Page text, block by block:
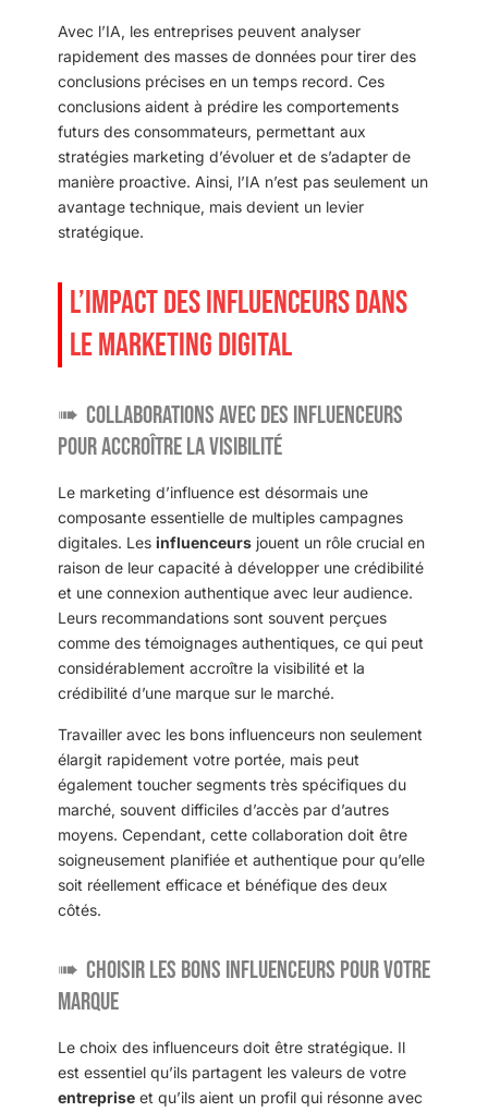
Avec l’IA, les entreprises peuvent analyser
rapidement des masses de données pour tirer des
conclusions précises en un temps record. Ces
conclusions aident à prédire les comportements
futurs des consommateurs, permettant aux
stratégies marketing d’évoluer et de s’adapter de
manière proactive. Ainsi, l’IA n’est pas seulement un
avantage technique, mais devient un levier
stratégique.
L’IMPACT DES INFLUENCEURS DANS
LE MARKETING DIGITAL
Collaborations avec des influenceurs
pour accroître la visibilité
Le marketing d’influence est désormais une
composante essentielle de multiples campagnes
digitales. Les influenceursjouent un rôle crucial en
raison de leur capacité à développer une crédibilité
et une connexion authentique avec leur audience.
Leurs recommandations sont souvent perçues
comme des témoignages authentiques, ce qui peut
considérablement accroître la visibilité et la
crédibilité d’une marque sur le marché.
Travailler avec les bons influenceurs non seulement
élargit rapidement votre portée, mais peut
également toucher segments très spécifiques du
marché, souvent difficiles d’accès par d’autres
moyens. Cependant, cette collaboration doit être
soigneusement planifiée et authentique pour qu’elle
soit réellement efficace et bénéfique des deux
côtés.
Choisir les bons influenceurs pour votre
marque
Le choix des influenceurs doit être stratégique. Il
est essentiel qu’ils partagent les valeurs de votre
entrepriseet qu’ils aient un profil qui résonne avec